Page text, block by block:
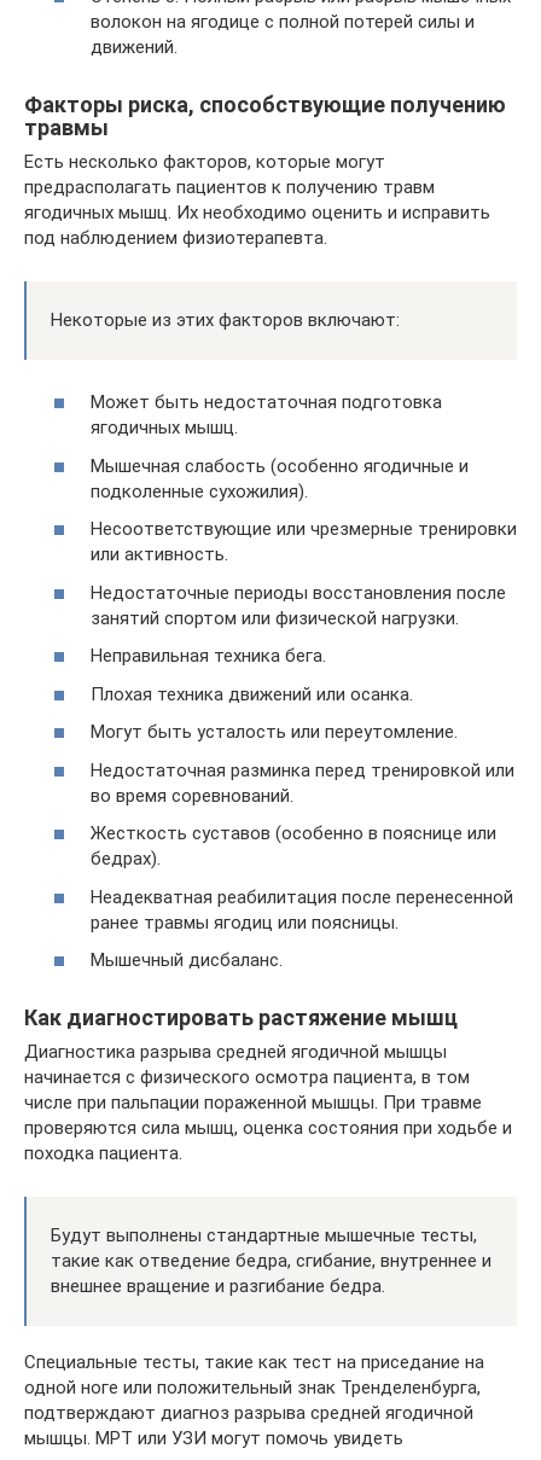
волокон на ягодице с полной потерей силы и
движений.
Факторы риска, способствующие получению
травмы
Есть несколько факторов, которые могут
предрасполагать пациентов к получению травм
ягодичных мышц. Их необходимо оценить и исправить
под наблюдением физиотерапевта.
Некоторые из этих факторов включают:
Может быть недостаточная подготовка
ягодичных мышц.
Мышечная слабость (особенно ягодичные и
подколенные сухожилия).
Несоответствующие или чрезмерные тренировки
или активность.
Недостаточные периоды восстановления после
занятий спортом или физической нагрузки.
Неправильная техника бега.
Плохая техника движений или осанка.
Могут быть усталость или переутомление.
Недостаточная разминка перед тренировкой или
во время соревнований.
Жесткость суставов (особенно в пояснице или
бедрах).
Неадекватная реабилитация после перенесенной
ранее травмы ягодиц или поясницы.
Мышечный дисбаланс.
Как диагностировать растяжение мышц
Диагностика разрыва средней ягодичной мышцы
начинается с физического осмотра пациента, в том
числе при пальпации пораженной мышцы. При травме
проверяются сила мышц, оценка состояния при ходьбе и
походка пациента.
Будут выполнены стандартные мышечные тесты,
такие как отведение бедра, сгибание, внутреннее и
внешнее вращение и разгибание бедра.
Специальные тесты, такие как тест на приседание на
одной ноге или положительный знак Тренделенбурга,
подтверждают диагноз разрыва средней ягодичной
мышцы. МРТ или УЗИ могут помочь увидеть